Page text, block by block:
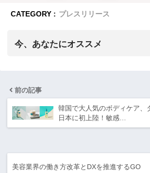
CATEGORY : プレスリリース
今、あなたにオススメ
前の記事
韓国で大人気のボディケア、
日本に初上陸！敏感…
美容業界の働き方改革とDXを推進するGO